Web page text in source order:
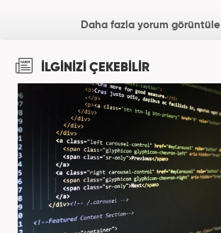
Daha fazla yorum görüntüle
İLGİNİZİ ÇEKEBİLİR